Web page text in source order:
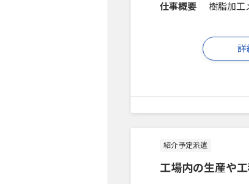
仕事概要
樹脂加工
詳
紹介予定派遣
工場内の生産や